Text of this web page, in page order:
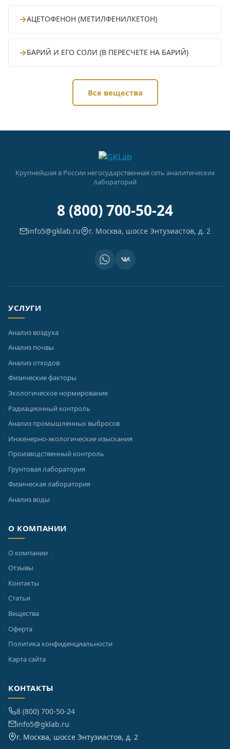
→АЦЕТОФЕНОН (МЕТИЛФЕНИЛКЕТОН)
→БАРИЙ И ЕГО СОЛИ (В ПЕРЕСЧЕТЕ НА БАРИЙ)
Все вещества
Крупнейшая в России негосударственная сеть аналитических
лабораторий
8 (800) 700-50-24
info5@gklab.ru г. Москва, шоссе Энтузиастов, д. 2
УСЛУГИ
Анализ воздуха
Анализ почвы
Анализ отходов
Физические факторы
Экологическое нормирование
Радиационный контроль
Анализ промышленных выбросов
Инженерно-экологические изыскания
Производственный контроль
Грунтовая лаборатория
Физическая лаборатория
Анализ воды
О КОМПАНИИ
О компании
Отзывы
Контакты
Статьи
Вещества
Оферта
Политика конфиденциальности
Карта сайта
КОНТАКТЫ
8 (800) 700-50-24
info5@gklab.ru
г. Москва, шоссе Энтузиастов, д. 2